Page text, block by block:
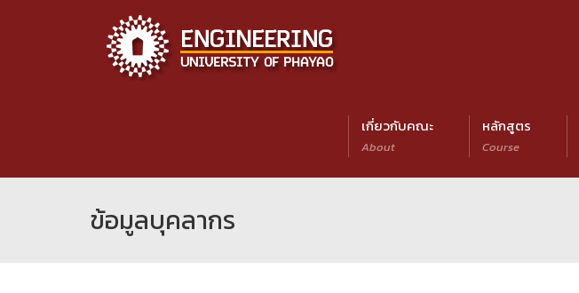
เกี่ยวกับคณะ
About
หลักสูตร
Course
ข้อมูลบุคลากร